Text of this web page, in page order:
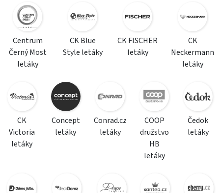
Centrum
Černý Most
letáky
CK Blue
Style letáky
CK FISCHER
letáky
CK
Neckermann
letáky
CK
Victoria
letáky
Concept
letáky
Conrad.cz
letáky
COOP
družstvo
HB
letáky
Čedok
letáky